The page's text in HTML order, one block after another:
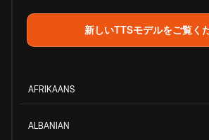
新しいTTSモデルをご覧く
AFRIKAANS
ALBANIAN